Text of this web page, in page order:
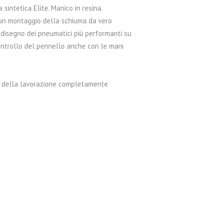
sintetica Elite. Manico in resina.
montaggio della schiuma da vero
dei pneumatici più performanti su
del pennello anche con le mani
lavorazione completamente